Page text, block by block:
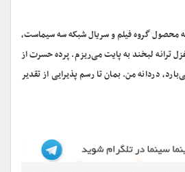
محصول گروه فیلم و سریال شبکه سه سیماست،
ترانه لبخند به پایت می‌ریزم. پرده حسرت از
دردانه من. بمان تا رسم پذیرایی از تقدیر